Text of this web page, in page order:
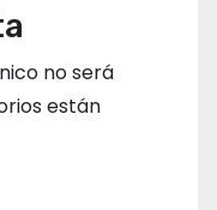
no será
están